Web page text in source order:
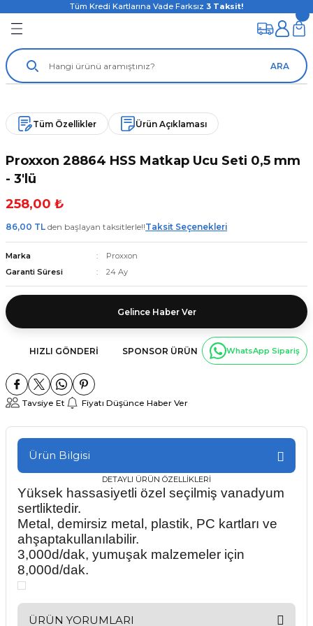
Tüm Kredi Kartlarına Vade Farksız 3 Taksit!
ARA
Tüm Özellikler Ürün Açıklaması
Proxxon 28864 HSS Matkap Ucu Seti 0,5 mm
- 3'lü
258,00 ₺
86,00 TL den başlayan taksitlerle!!Taksit Seçenekleri
Marka
Proxxon
Garanti Süresi
24 Ay
Gelince Haber Ver
HIZLI GÖNDERI SPONSOR ÜRÜN WhatsApp Sipariş
Tavsiye Et Fiyatı Düşünce Haber Ver
Ürün Bilgisi
DETAYLI ÜRÜN ÖZELLİKLERİ
Yüksek hassasiyetli özel seçilmiş vanadyum
sertliktedir.
Metal, demirsiz metal, plastik, PC kartları ve
ahşaptakullanılabilir.
3,000d/dak, yumuşak malzemeler için
8,000d/dak.
ÜRÜN YORUMLARI